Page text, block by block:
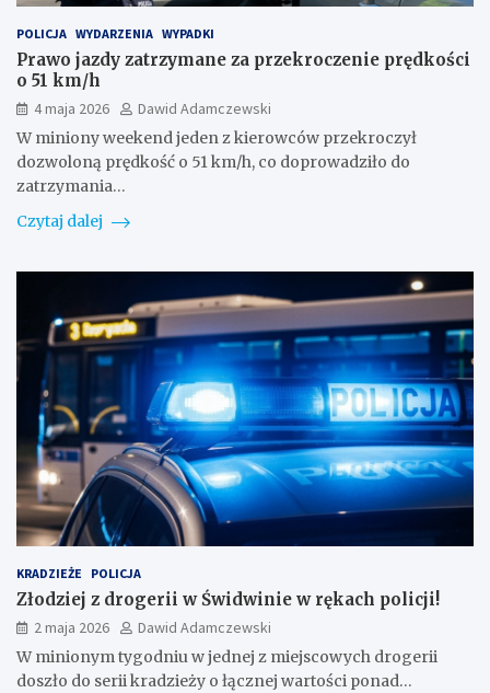
POLICJA WYDARZENIA WYPADKI
Prawo jazdy zatrzymane za przekroczenie prędkości
o 51 km/h
4 maja 2026
Dawid Adamczewski
W miniony weekend jeden z kierowców przekroczył
dozwoloną prędkość o 51 km/h, co doprowadziło do
zatrzymania…
Czytaj dalej
KRADZIEŻE POLICJA
Złodziej z drogerii w Świdwinie w rękach policji!
2 maja 2026
Dawid Adamczewski
W minionym tygodniu w jednej z miejscowych drogerii
doszło do serii kradzieży o łącznej wartości ponad…